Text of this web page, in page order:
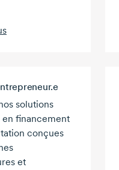
solutions
en financement
conçues
et